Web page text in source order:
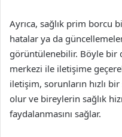
Ayrıca, sağlık prim borcu
hatalar ya da
görüntülenebilir. Böyle bir
merkezi ile iletişime
iletişim, sorunların hızlı
olur ve bireylerin sağlık
faydalanmasını sağlar.